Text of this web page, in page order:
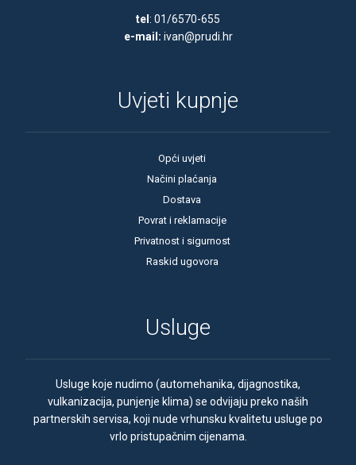
tel : 01/6570-655
e-mail: ivan@prudi.hr
Uvjeti kupnje
Opći uvjeti
Načini plaćanja
Dostava
Povrat i reklamacije
Privatnost i sigurnost
Raskid ugovora
Usluge
Usluge koje nudimo (automehanika, dijagnostika,
vulkanizacija, punjenje klima) se odvijaju preko naših
partnerskih servisa, koji nude vrhunsku kvalitetu usluge po
vrlo pristupačnim cijenama.